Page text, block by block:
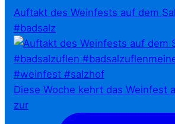
Auftakt des Weinfests auf dem
#badsalz
Diese Woche kehrt das Weinfest
zur